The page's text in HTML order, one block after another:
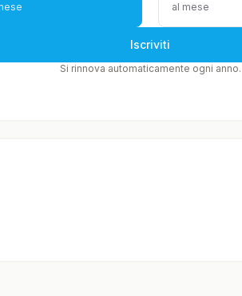
al mese
Iscriviti
Si rinnova automaticamente ogni anno.